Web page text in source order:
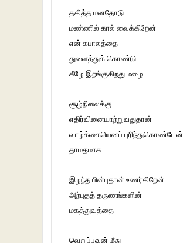
தகித்த மனதோடு
மண்ணில் கால் வைக்கிறேன்
என் கபாலத்தை
துளைத்துக் கொண்டு
கீழே இறங்குகிறது மழை
சூழ்நிலைக்கு
எதிர்வினையாற்றுவதுதான்
வாழ்க்கையெனப் புரிந்துகொண்டேன்
தாமதமாக
இழந்த பின்புதான் உணர்கிறேன்
அற்புதத் தருணங்களின்
மகத்துவத்தை
வெறுப்பவன் மீது